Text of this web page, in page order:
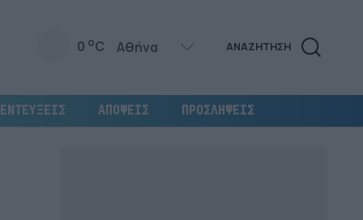
0 oC ΑΝΑΖΗΤΗΣΗ
ΑΠΟΨΕΙΣ ΠΡΟΣΛΗΨΕΙΣ